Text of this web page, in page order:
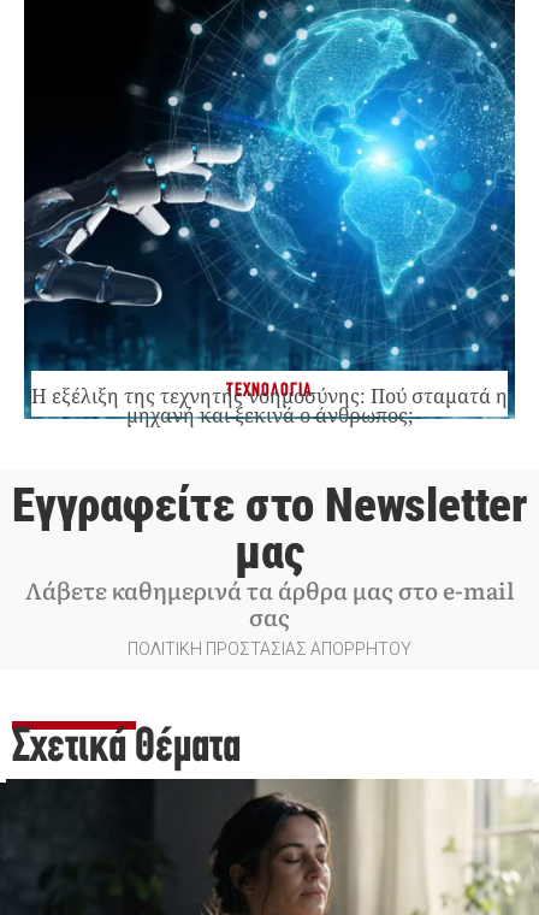
ΤΕΧΝΟΛΟΓΙΑ
Η εξέλιξη της τεχνητής νοημοσύνης: Πού σταματά η
μηχανή και ξεκινά ο άνθρωπος;
Εγγραφείτε στο Newsletter
μας
Λάβετε καθημερινά τα άρθρα μας στο e-mail
σας
ΠΟΛΙΤΙΚΗ ΠΡΟΣΤΑΣΙΑΣ ΑΠΟΡΡΗΤΟΥ
Σχετικά Θέματα